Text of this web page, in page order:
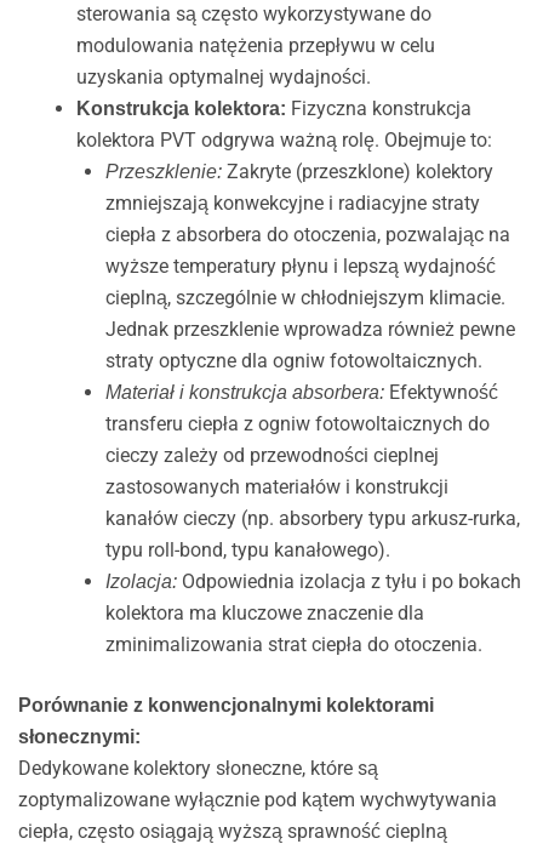
sterowania są często wykorzystywane do
modulowania natężenia przepływu w celu
uzyskania optymalnej wydajności.
Konstrukcja kolektora: Fizyczna konstrukcja
kolektora PVT odgrywa ważną rolę. Obejmuje to:
Przeszklenie:Zakryte (przeszklone) kolektory
zmniejszają konwekcyjne i radiacyjne straty
ciepła z absorbera do otoczenia, pozwalając na
wyższe temperatury płynu i lepszą wydajność
cieplną, szczególnie w chłodniejszym klimacie.
Jednak przeszklenie wprowadza również pewne
straty optyczne dla ogniw fotowoltaicznych.
Materiał i konstrukcja absorbera:Efektywność
transferu ciepła z ogniw fotowoltaicznych do
cieczy zależy od przewodności cieplnej
zastosowanych materiałów i konstrukcji
kanałów cieczy (np. absorbery typu arkusz-rurka,
typu roll-bond, typu kanałowego).
Izolacja:Odpowiednia izolacja z tyłu i po bokach
kolektora ma kluczowe znaczenie dla
zminimalizowania strat ciepła do otoczenia.
Porównanie z konwencjonalnymi kolektorami
słonecznymi:
Dedykowane kolektory słoneczne, które są
zoptymalizowane wyłącznie pod kątem wychwytywania
ciepła, często osiągają wyższą sprawność cieplną